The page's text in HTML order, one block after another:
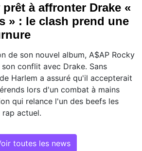
prêt à affronter Drake «
» : le clash prend une
de son nouvel album, A$AP Rocky
conflit avec Drake. Sans
Harlem a assuré qu'il accepterait
lors d'un combat à mains
qui relance l'un des beefs les
actuel.
toutes les news